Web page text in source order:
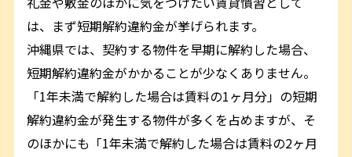
は、まず短期解約違約金が挙げられます。
沖縄県では、契約する物件を早期に解約した場合、
短期解約違約金がかかることが少なくありません。
「1年未満で解約した場合は賃料の1ヶ月分」の短期
解約違約金が発生する物件が多くを占めますが、そ
のほかにも「1年未満で解約した場合は賃料の2ヶ月